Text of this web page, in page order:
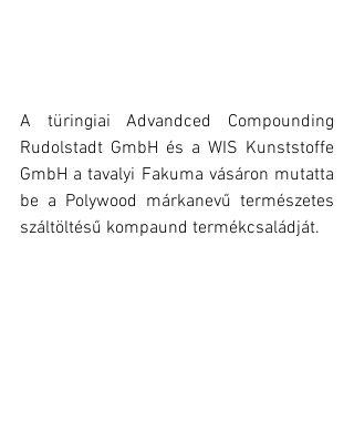
A türingiai Advandced Compounding
Rudolstadt GmbH és a WIS Kunststoffe
GmbH a tavalyi Fakuma vásáron mutatta
be a Polywood márkanevű természetes
száltöltésű kompaund termékcsaládját.